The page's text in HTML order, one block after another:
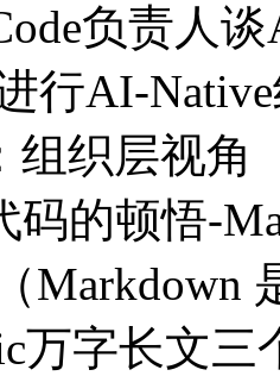
负责人
行AI-
组织层视角
码的顿悟-
Markdown
万字长文三